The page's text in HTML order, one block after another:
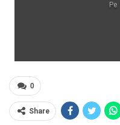
Pe
0
Share